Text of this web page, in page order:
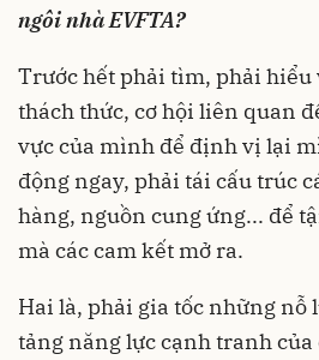
ngôi nhà EVFTA?
Trước hết phải tìm, phải hiểu
thách thức, cơ hội liên quan
vực của mình để định vị lại
động ngay, phải tái cấu trúc
hàng, nguồn cung ứng... để
mà các cam kết mở ra.
Hai là, phải gia tốc những nỗ
tảng năng lực cạnh tranh